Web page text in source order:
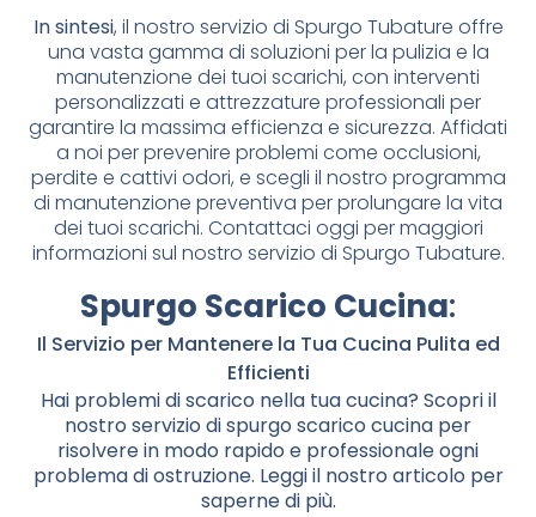
In sintesi, il nostro servizio di Spurgo Tubature offre
una vasta gamma di soluzioni per la pulizia e la
manutenzione dei tuoi scarichi, con interventi
personalizzati e attrezzature professionali per
garantire la massima efficienza e sicurezza. Affidati
a noi per prevenire problemi come occlusioni,
perdite e cattivi odori, e scegli il nostro programma
di manutenzione preventiva per prolungare la vita
dei tuoi scarichi. Contattaci oggi per maggiori
informazioni sul nostro servizio di Spurgo Tubature.
Spurgo Scarico Cucina:
Il Servizio per Mantenere la Tua Cucina Pulita ed
Efficienti
Hai problemi di scarico nella tua cucina? Scopri il
nostro servizio di spurgo scarico cucina per
risolvere in modo rapido e professionale ogni
problema di ostruzione. Leggi il nostro articolo per
saperne di più.